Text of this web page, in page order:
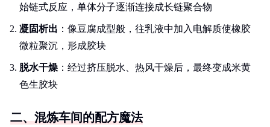
始链式反应，单体分子逐渐连接成长链聚合物
凝固析出 ：像豆腐成型般，往乳液中加入电解质使橡胶
微粒聚沉，形成胶块
脱水干燥 ：经过挤压脱水、热风干燥后，最终变成米黄
色生胶块
二、混炼车间的配方魔法